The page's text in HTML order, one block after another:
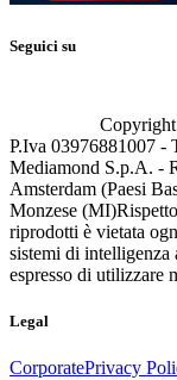
Seguici su
P.Iva 03976881007 -
Mediamond S.p.A. -
Amsterdam (Paesi
Monzese (MI)
riprodotti è vietata
sistemi di
espresso di utilizzare
Legal
CorporatePrivacy